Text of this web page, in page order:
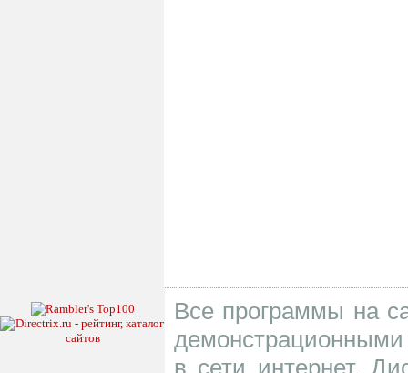
Все программы на
в сети интернет.